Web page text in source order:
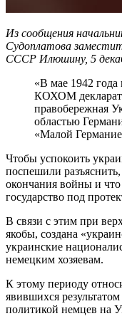
Из сообщения
Судоплатова
СССР Илюшину, 5
«В мае 1942
КОХОМ
правобережная
областью
«Малой
Чтобы успокоить
поспешили
окончания войны и что
государство под
В связи с этим при
якобы, создана
украинские
немецким хозяевам.
К этому периоду
явившихся
политикой немцев на